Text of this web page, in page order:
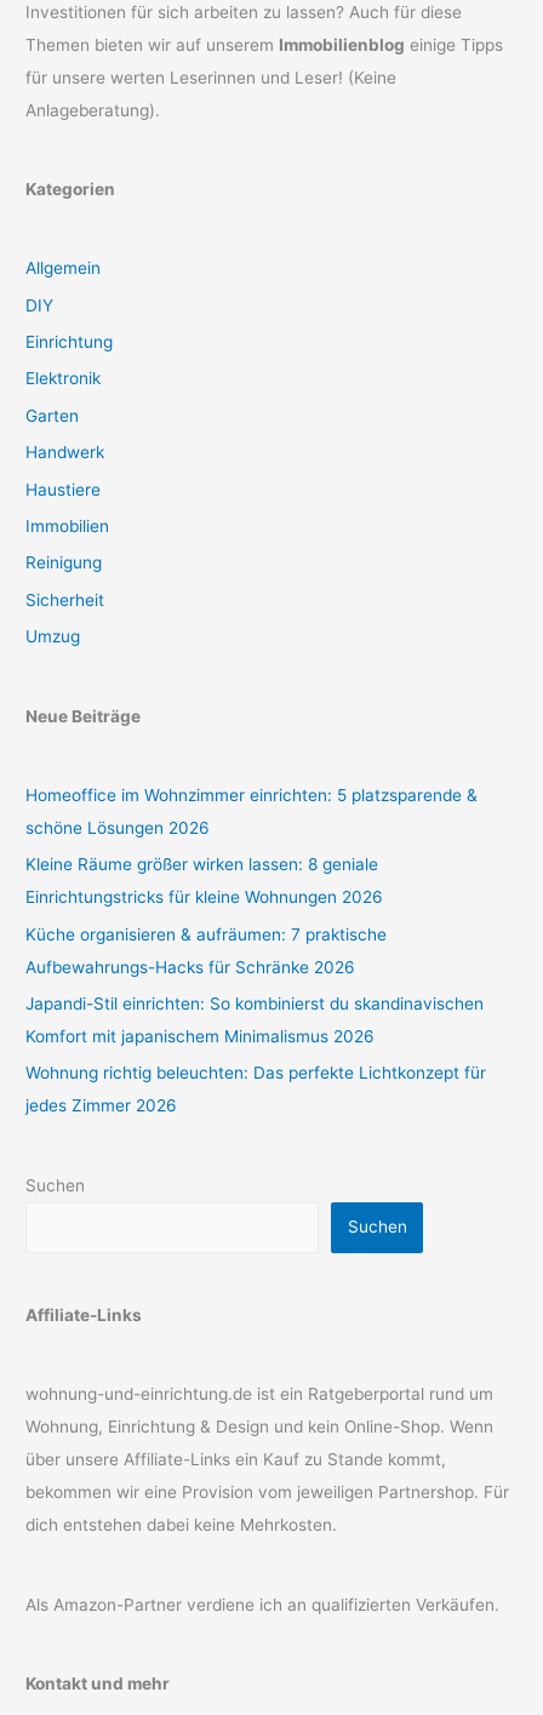
Investitionen für sich arbeiten zu lassen? Auch für diese
Themen bieten wir auf unserem Immobilienblog einige Tipps
für unsere werten Leserinnen und Leser! (Keine
Anlageberatung).
Kategorien
Allgemein
DIY
Einrichtung
Elektronik
Garten
Handwerk
Haustiere
Immobilien
Reinigung
Sicherheit
Umzug
Neue Beiträge
Homeoffice im Wohnzimmer einrichten: 5 platzsparende &
schöne Lösungen 2026
Kleine Räume größer wirken lassen: 8 geniale
Einrichtungstricks für kleine Wohnungen 2026
Küche organisieren & aufräumen: 7 praktische
Aufbewahrungs-Hacks für Schränke 2026
Japandi-Stil einrichten: So kombinierst du skandinavischen
Komfort mit japanischem Minimalismus 2026
Wohnung richtig beleuchten: Das perfekte Lichtkonzept für
jedes Zimmer 2026
Suchen
Suchen
Affiliate-Links
wohnung-und-einrichtung.de ist ein Ratgeberportal rund um
Wohnung, Einrichtung & Design und kein Online-Shop. Wenn
über unsere Affiliate-Links ein Kauf zu Stande kommt,
bekommen wir eine Provision vom jeweiligen Partnershop. Für
dich entstehen dabei keine Mehrkosten.
Als Amazon-Partner verdiene ich an qualifizierten Verkäufen.
Kontakt und mehr